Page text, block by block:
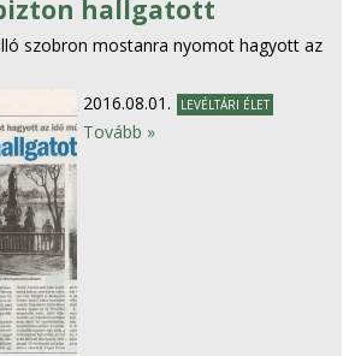
hallgatott
szobron mostanra nyomot hagyott az
2016.08.01.
LEVÉLTÁRI ÉLET
Tovább »